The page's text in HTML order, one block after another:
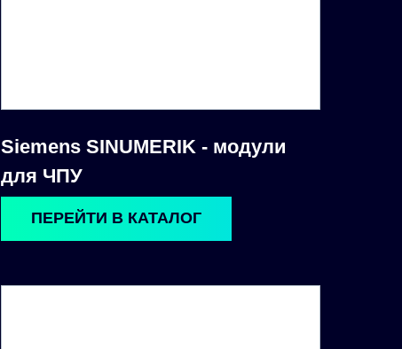
Siemens SINUMERIK - модули
для ЧПУ
ПЕРЕЙТИ В КАТАЛОГ